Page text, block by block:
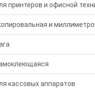
принтеров и офисной
и
кассовых аппаратов